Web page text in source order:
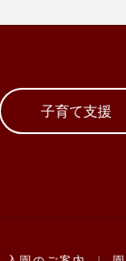
子育て支援